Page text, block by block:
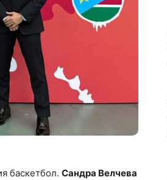
баскетбол. Сандра Велчева